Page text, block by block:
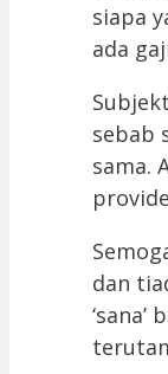
siapa
ada
sebab
sama.
dan